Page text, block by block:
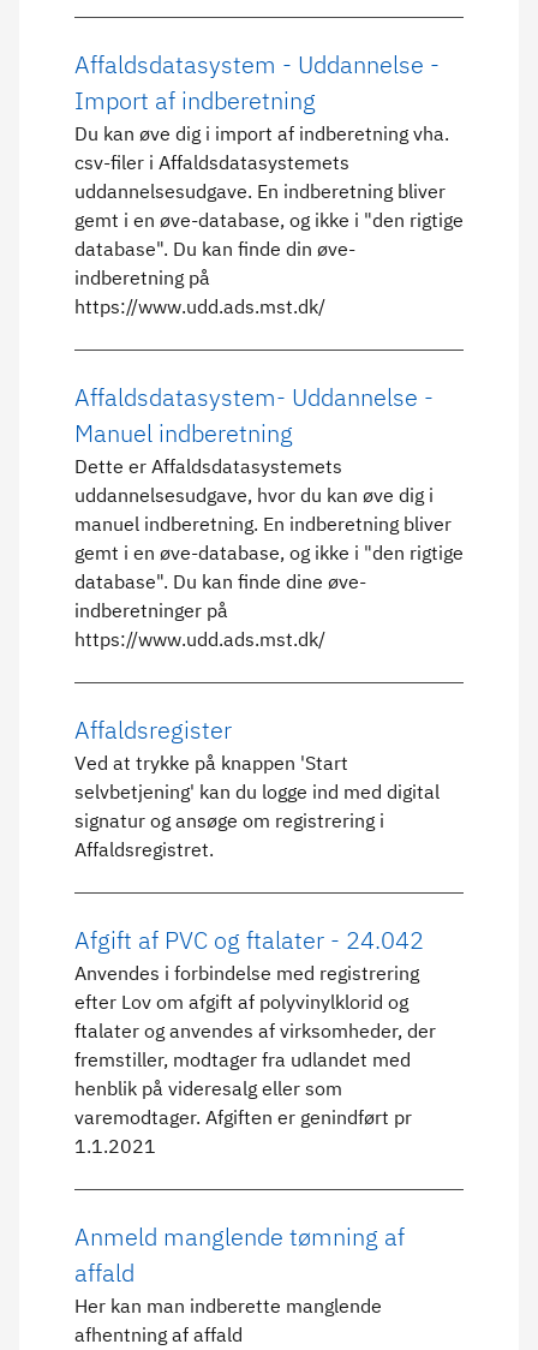
Affaldsdatasystem - Uddannelse -
Import af indberetning
Du kan øve dig i import af indberetning vha.
csv-filer i Affaldsdatasystemets
uddannelsesudgave. En indberetning bliver
gemt i en øve-database, og ikke i "den rigtige
database". Du kan finde din øve-
indberetning på
https://www.udd.ads.mst.dk/
Affaldsdatasystem- Uddannelse -
Manuel indberetning
Dette er Affaldsdatasystemets
uddannelsesudgave, hvor du kan øve dig i
manuel indberetning. En indberetning bliver
gemt i en øve-database, og ikke i "den rigtige
database". Du kan finde dine øve-
indberetninger på
https://www.udd.ads.mst.dk/
Affaldsregister
Ved at trykke på knappen 'Start
selvbetjening' kan du logge ind med digital
signatur og ansøge om registrering i
Affaldsregistret.
Afgift af PVC og ftalater - 24.042
Anvendes i forbindelse med registrering
efter Lov om afgift af polyvinylklorid og
ftalater og anvendes af virksomheder, der
fremstiller, modtager fra udlandet med
henblik på videresalg eller som
varemodtager. Afgiften er genindført pr
1.1.2021
Anmeld manglende tømning af
affald
Her kan man indberette manglende
afhentning af affald